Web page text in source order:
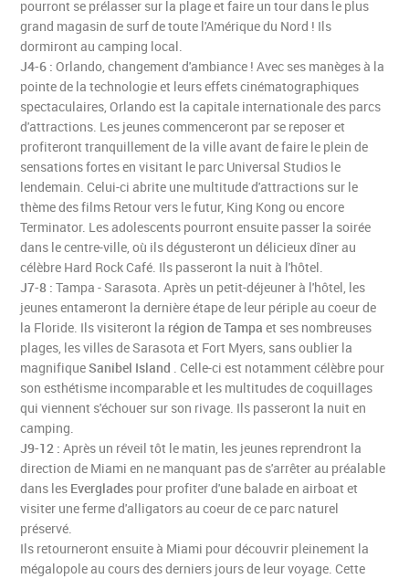
pourront se prélasser sur la plage et faire un tour dans le plus
grand magasin de surf de toute l'Amérique du Nord ! Ils
dormiront au camping local.
J4-6 :Orlando, changement d'ambiance ! Avec ses manèges à la
pointe de la technologie et leurs effets cinématographiques
spectaculaires, Orlando est la capitale internationale des parcs
d'attractions. Les jeunes commenceront par se reposer et
profiteront tranquillement de la ville avant de faire le plein de
sensations fortes en visitant le parc Universal Studios le
lendemain. Celui-ci abrite une multitude d'attractions sur le
thème des films Retour vers le futur, King Kong ou encore
Terminator. Les adolescents pourront ensuite passer la soirée
dans le centre-ville, où ils dégusteront un délicieux dîner au
célèbre Hard Rock Café. Ils passeront la nuit à l'hôtel.
J7-8 :Tampa - Sarasota. Après un petit-déjeuner à l'hôtel, les
jeunes entameront la dernière étape de leur périple au coeur de
la Floride. Ils visiteront la région de Tampaet ses nombreuses
plages, les villes de Sarasota et Fort Myers, sans oublier la
magnifiqueSanibel Island . Celle-ci est notamment célèbre pour
son esthétisme incomparable et les multitudes de coquillages
qui viennent s'échouer sur son rivage. Ils passeront la nuit en
camping.
J9-12 :Après un réveil tôt le matin, les jeunes reprendront la
direction de Miami en ne manquant pas de s'arrêter au préalable
dans les Everglades pour profiter d'une balade en airboat et
visiter une ferme d'alligators au coeur de ce parc naturel
préservé.
Ils retourneront ensuite à Miami pour découvrir pleinement la
mégalopole au cours des derniers jours de leur voyage. Cette